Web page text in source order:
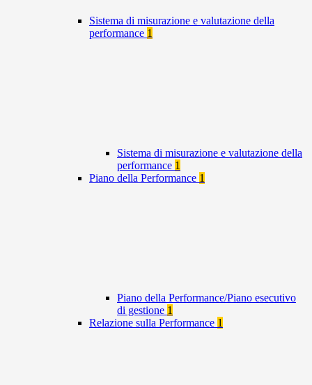
Sistema di misurazione e valutazione della
performance 1
Sistema di misurazione e valutazione della
performance 1
Piano della Performance 1
Piano della Performance/Piano esecutivo
di gestione 1
Relazione sulla Performance 1